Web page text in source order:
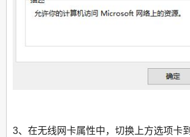
3、在无线网卡属性中，切换上方选项卡